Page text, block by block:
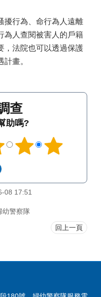
擾行為、命行為人遠離
為人查閱被害人的戶籍
，法院也可以透過保護
畫。
查
助嗎?
08 17:51
幼警察隊
回上一頁